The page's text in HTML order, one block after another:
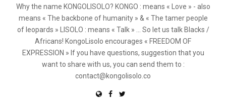
Why the name KONGOLISOLO? KONGO : means « Love » - also
means « The backbone of humanity » & « The tamer people
of leopards » LISOLO : means « Talk » ... So let us talk Blacks /
Africans! KongoLisolo encourages « FREEDOM OF
EXPRESSION » If you have questions, suggestion that you
want to share with us, you can send them to :
contact@kongolisolo.co